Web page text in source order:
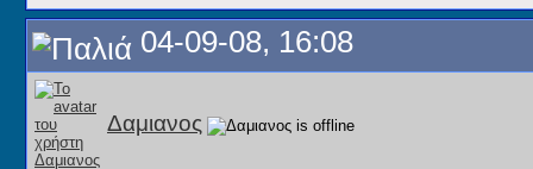
04-09-08, 16:08
Δαμιανος